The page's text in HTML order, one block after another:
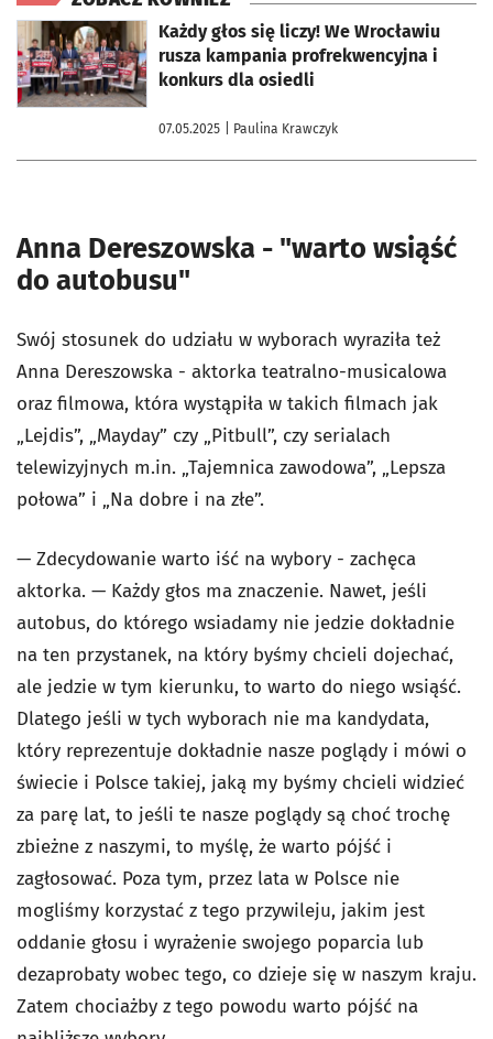
Każdy głos się liczy! We Wrocławiu
rusza kampania profrekwencyjna i
konkurs dla osiedli
07.05.2025 | Paulina Krawczyk
otworzy się w nowej karcie
Anna Dereszowska - "warto wsiąść
do autobusu"
Swój stosunek do udziału w wyborach wyraziła też
Anna Dereszowska - aktorka teatralno-musicalowa
oraz filmowa, która wystąpiła w takich filmach jak
„Lejdis”, „Mayday” czy „Pitbull”, czy serialach
telewizyjnych m.in. „Tajemnica zawodowa”, „Lepsza
połowa” i „Na dobre i na złe”.
— Zdecydowanie warto iść na wybory - zachęca
aktorka. — Każdy głos ma znaczenie. Nawet, jeśli
autobus, do którego wsiadamy nie jedzie dokładnie
na ten przystanek, na który byśmy chcieli dojechać,
ale jedzie w tym kierunku, to warto do niego wsiąść.
Dlatego jeśli w tych wyborach nie ma kandydata,
który reprezentuje dokładnie nasze poglądy i mówi o
świecie i Polsce takiej, jaką my byśmy chcieli widzieć
za parę lat, to jeśli te nasze poglądy są choć trochę
zbieżne z naszymi, to myślę, że warto pójść i
zagłosować. Poza tym, przez lata w Polsce nie
mogliśmy korzystać z tego przywileju, jakim jest
oddanie głosu i wyrażenie swojego poparcia lub
dezaprobaty wobec tego, co dzieje się w naszym kraju.
Zatem chociażby z tego powodu warto pójść na